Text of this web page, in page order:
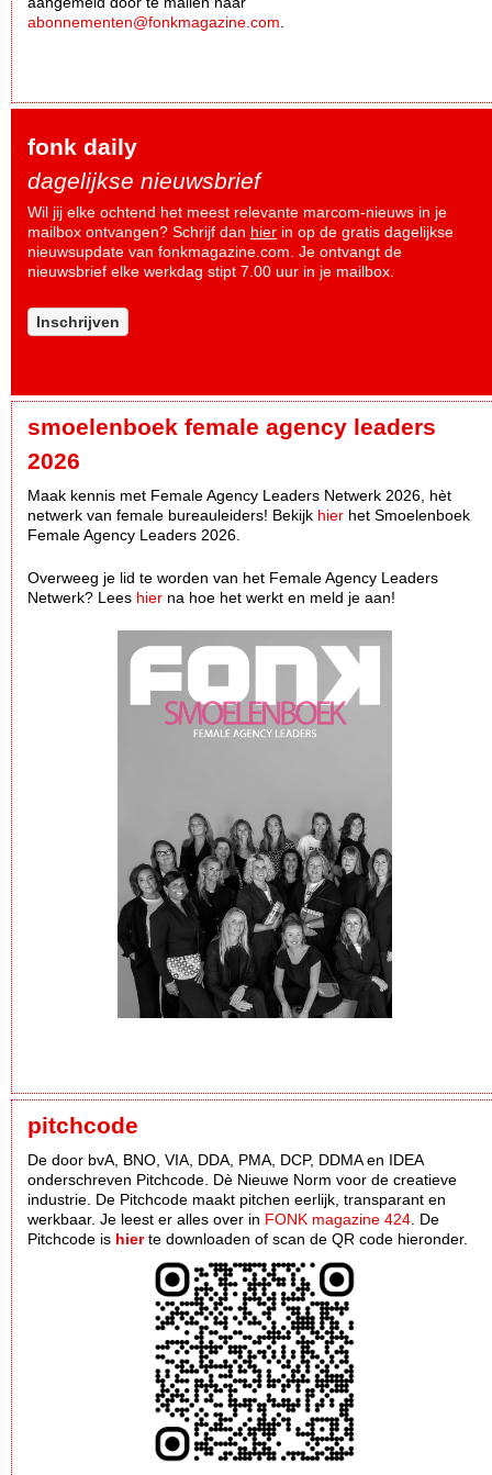
abonnementen@fonkmagazine.com.
fonk daily
dagelijkse nieuwsbrief
Wil jij elke ochtend het meest relevante marcom-nieuws in je
mailbox ontvangen? Schrijf dan hier in op de gratis dagelijkse
nieuwsupdate van fonkmagazine.com. Je ontvangt de
nieuwsbrief elke werkdag stipt 7.00 uur in je mailbox.
Inschrijven
smoelenboek female agency leaders
2026
Maak kennis met Female Agency Leaders Netwerk 2026, hèt
netwerk van female bureauleiders! Bekijk hier het Smoelenboek
Female Agency Leaders 2026.
Overweeg je lid te worden van het Female Agency Leaders
Netwerk? Lees hier na hoe het werkt en meld je aan!
pitchcode
De door bvA, BNO, VIA, DDA, PMA, DCP, DDMA en IDEA
onderschreven Pitchcode. Dè Nieuwe Norm voor de creatieve
industrie. De Pitchcode maakt pitchen eerlijk, transparant en
werkbaar. Je leest er alles over in FONK magazine 424 . De
Pitchcode is hierte downloaden of scan de QR code hieronder.